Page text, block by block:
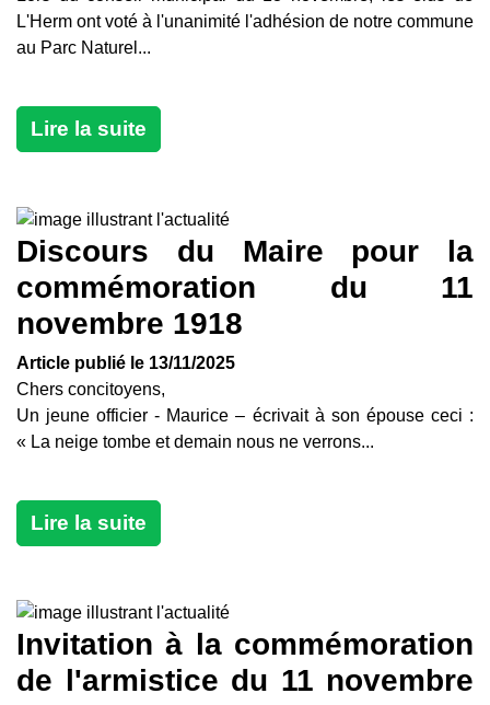
L'Herm ont voté à l'unanimité l'adhésion de notre commune
au Parc Naturel...
Lire la suite
Discours du Maire pour la
commémoration du 11
novembre 1918
Article publié le 13/11/2025
Chers concitoyens,
Un jeune officier - Maurice – écrivait à son épouse ceci :
« La neige tombe et demain nous ne verrons...
Lire la suite
Invitation à la commémoration
de l'armistice du 11 novembre